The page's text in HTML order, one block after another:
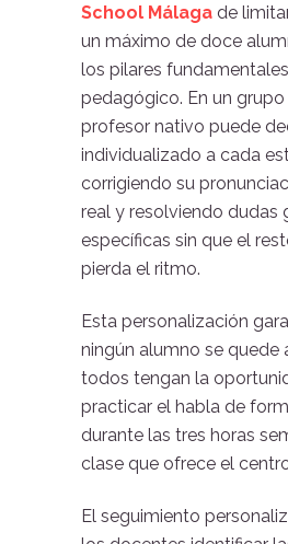
School Málaga de
un máximo de doce
los pilares
pedagógico. En un
profesor nativo puede
individualizado a cada
corrigiendo su
real y resolviendo dudas
específicas sin que el
pierda el ritmo.
Esta personalización
ningún alumno se quede
todos tengan la
practicar el habla de
durante las tres horas
clase que ofrece el
El seguimiento